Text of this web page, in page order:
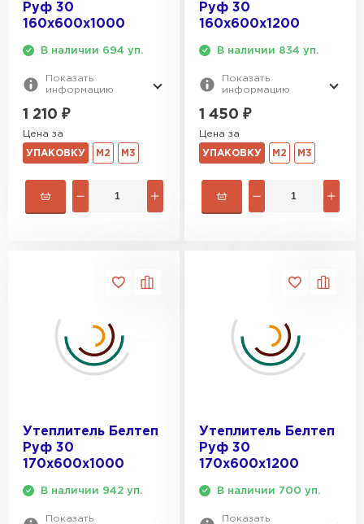
Руф 30
160х600х1000
В наличии 694 уп.
Показать
информацию
1 210 ₽
Цена за
УПАКОВКУ М2 М3
Руф 30
160х600х1200
В наличии 834 уп.
Показать
информацию
1 450 ₽
Цена за
УПАКОВКУ М2 М3
Утеплитель Белтеп
Руф 30
170х600х1000
В наличии 942 уп.
Показать
Утеплитель Белтеп
Руф 30
170х600х1200
В наличии 700 уп.
Показать